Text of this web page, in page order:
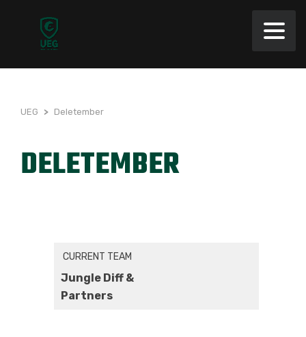
UEG > Deletember
DELETEMBER
CURRENT TEAM
Jungle Diff &
Partners